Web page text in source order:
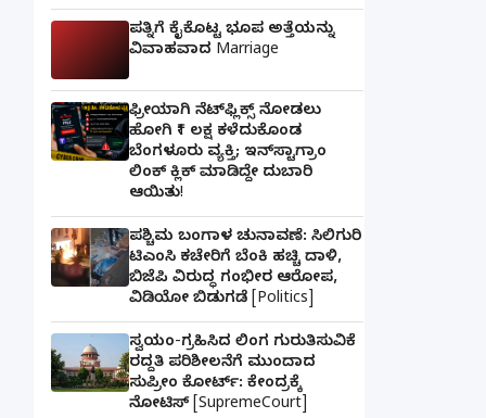
ಪತ್ನಿಗೆ ಕೈಕೊಟ್ಟ ಭೂಪ ಅತ್ತೆಯನ್ನು
ವಿವಾಹವಾದ Marriage
ಫ್ರೀಯಾಗಿ ನೆಟ್‌ಫ್ಲಿಕ್ಸ್ ನೋಡಲು
ಹೋಗಿ ₹1 ಲಕ್ಷ ಕಳೆದುಕೊಂಡ
ಬೆಂಗಳೂರು ವ್ಯಕ್ತಿ; ಇನ್‌ಸ್ಟಾಗ್ರಾಂ
ಲಿಂಕ್ ಕ್ಲಿಕ್ ಮಾಡಿದ್ದೇ ದುಬಾರಿ
ಆಯಿತು!
ಪಶ್ಚಿಮ ಬಂಗಾಳ ಚುನಾವಣೆ: ಸಿಲಿಗುರಿ
ಟಿಎಂಸಿ ಕಚೇರಿಗೆ ಬೆಂಕಿ ಹಚ್ಚಿ ದಾಳಿ,
ಬಿಜೆಪಿ ವಿರುದ್ಧ ಗಂಭೀರ ಆರೋಪ,
ವಿಡಿಯೋ ಬಿಡುಗಡೆ [Politics]
ಸ್ವಯಂ-ಗ್ರಹಿಸಿದ ಲಿಂಗ ಗುರುತಿಸುವಿಕೆ
ರದ್ದತಿ ಪರಿಶೀಲನೆಗೆ ಮುಂದಾದ
ಸುಪ್ರೀಂ ಕೋರ್ಟ್: ಕೇಂದ್ರಕ್ಕೆ
ನೋಟಿಸ್ [SupremeCourt]